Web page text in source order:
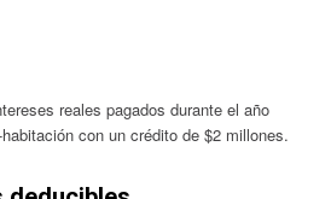
reales pagados durante el año
con un crédito de $2 millones.